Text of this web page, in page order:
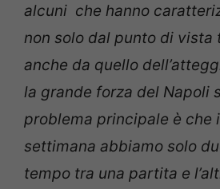
alcuni che hanno
non solo dal punto di vista
anche da quello
la grande forza del Napoli
problema principale è che
settimana abbiamo solo
tempo tra una partita e